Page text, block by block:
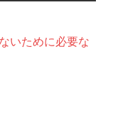
いために必要な